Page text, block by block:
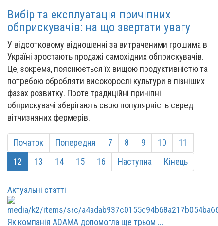
Вибір та експлуатація причіпних
обприскувачів: на що звертати увагу
У відсотковому відношенні за витраченими грошима в
Україні зростають продажі самохідних обприскувачів.
Це, зокрема, пояснюється їх вищою продуктивністю та
потребою обробляти високорослі культури в пізніших
фазах розвитку. Проте традиційні причіпні
обприскувачі зберігають свою популярність серед
вітчизняних фермерів.
Початок Попередня 7 8 9 10
11
12
13 14 15 16 Наступна Кінець
Актуальні статті
Як компанія ADAMA допомогла ще трьом ...